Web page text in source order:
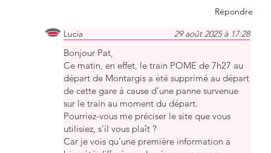
Répondre
Lucia 29 août 2025 à 17:28
Bonjour Pat,
Ce matin, en effet, le train POME de 7h27 au
départ de Montargis a été supprimé au départ
de cette gare à cause d’une panne survenue
sur le train au moment du départ.
Pourriez-vous me préciser le site que vous
utilisiez, s’il vous plaît ?
Car je vois qu’une première information a